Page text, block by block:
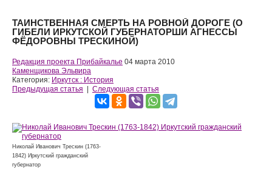
ТАИНСТВЕННАЯ СМЕРТЬ НА РОВНОЙ ДОРОГЕ (О
ГИБЕЛИ ИРКУТСКОЙ ГУБЕРНАТОРШИ АГНЕССЫ
ФЁДОРОВНЫ ТРЕСКИНОЙ)
Редакция проекта Прибайкалье 04 марта 2010
Каменщикова Эльвира
Категория: Иркутск : История
Предыдущая статья
Следующая статья
Николай Иванович Трескин (1763-
1842) Иркутский гражданский
губернатор